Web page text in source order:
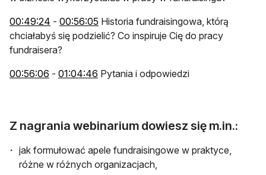
00:49:24 otwiera się w nowej karcie
- 00:56:05 otwiera się w nowej karcie
Historia fundraisingowa, którą
chciałabyś się podzielić? Co inspiruje Cię do pracy
fundraisera?
00:56:06 otwiera się w nowej karcie
- 01:04:46 otwiera się w nowej karcie
Pytania i odpowiedzi
Z nagrania webinarium dowiesz się m.in.:
jak formułować apele fundraisingowe w praktyce,
różne w różnych organizacjach,